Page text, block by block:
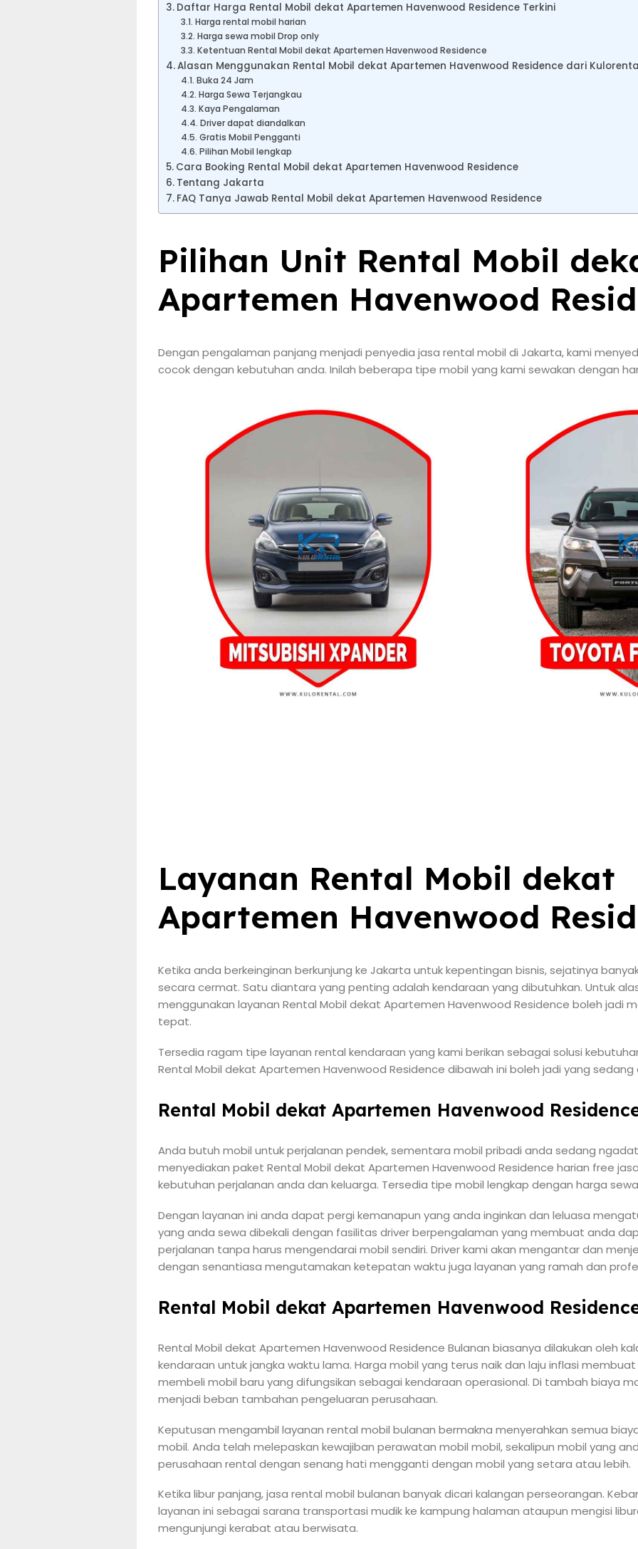
Daftar Harga Rental Mobil dekat Apartemen Havenwood Residence Terkini
Harga rental mobil harian
Harga sewa mobil Drop only
Ketentuan Rental Mobil dekat Apartemen Havenwood Residence
Alasan Menggunakan Rental Mobil dekat Apartemen Havenwood Residence dari
Buka 24 Jam
Harga Sewa Terjangkau
Kaya Pengalaman
Driver dapat diandalkan
Gratis Mobil Pengganti
Pilihan Mobil lengkap
Cara Booking Rental Mobil dekat Apartemen Havenwood Residence
Tentang Jakarta
FAQ Tanya Jawab Rental Mobil dekat Apartemen Havenwood Residence
Pilihan Unit Rental Mobil
Apartemen Havenwood
Dengan pengalaman panjang menjadi penyedia jasa rental mobil di Jakarta, kami
cocok dengan kebutuhan anda. Inilah beberapa tipe mobil yang kami sewakan dengan
Layanan Rental Mobil dekat
Apartemen Havenwood
Ketika anda berkeinginan berkunjung ke Jakarta untuk kepentingan bisnis, sejatinya
secara cermat. Satu diantara yang penting adalah kendaraan yang dibutuhkan. Untuk
menggunakan layanan Rental Mobil dekat Apartemen Havenwood Residence boleh jadi
tepat.
Tersedia ragam tipe layanan rental kendaraan yang kami berikan sebagai solusi
Rental Mobil dekat Apartemen Havenwood Residence dibawah ini boleh jadi yang sedang
Rental Mobil dekat Apartemen Havenwood
Anda butuh mobil untuk perjalanan pendek, sementara mobil pribadi anda sedang
menyediakan paket Rental Mobil dekat Apartemen Havenwood Residence harian free
kebutuhan perjalanan anda dan keluarga. Tersedia tipe mobil lengkap dengan harga
Dengan layanan ini anda dapat pergi kemanapun yang anda inginkan dan leluasa
yang anda sewa dibekali dengan fasilitas driver berpengalaman yang membuat anda
perjalanan tanpa harus mengendarai mobil sendiri. Driver kami akan mengantar dan
dengan senantiasa mengutamakan ketepatan waktu juga layanan yang ramah dan
Rental Mobil dekat Apartemen Havenwood
Rental Mobil dekat Apartemen Havenwood Residence Bulanan biasanya dilakukan oleh
kendaraan untuk jangka waktu lama. Harga mobil yang terus naik dan laju inflasi
membeli mobil baru yang difungsikan sebagai kendaraan operasional. Di tambah biaya
menjadi beban tambahan pengeluaran perusahaan.
Keputusan mengambil layanan rental mobil bulanan bermakna menyerahkan semua
mobil. Anda telah melepaskan kewajiban perawatan mobil mobil, sekalipun mobil yang
perusahaan rental dengan senang hati mengganti dengan mobil yang setara atau lebih.
Ketika libur panjang, jasa rental mobil bulanan banyak dicari kalangan perseorangan.
layanan ini sebagai sarana transportasi mudik ke kampung halaman ataupun mengisi
mengunjungi kerabat atau berwisata.